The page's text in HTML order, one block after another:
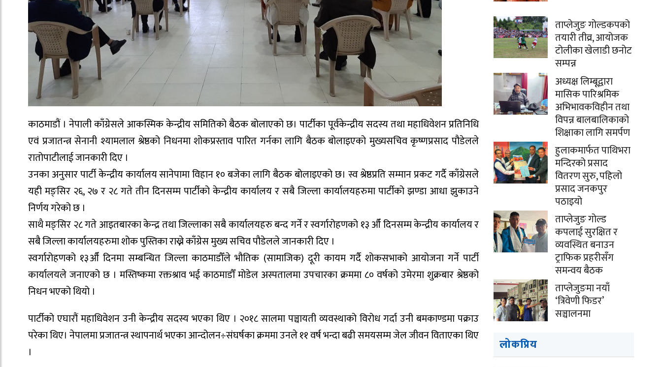
काठमाडौं । नेपाली काँग्रेसले आकस्मिक केन्द्रीय समितिको बैठक बोलाएको छ। पार्टीका पूर्वकेन्द्रीय सदस्य तथा महाधिवेशन प्रतिनिधि
एवं प्रजातन्त्र सेनानी श्यामलाल श्रेष्ठको निधनमा शोकप्रस्ताव पारित गर्नका लागि बैठक बोलाइएको मुख्यसचिव कृष्णप्रसाद पौडेलले
रातोपाटीलाई जानकारी दिए ।
उनका अनुसार पार्टी केन्द्रीय कार्यालय सानेपामा विहान १० बजेका लागि बैठक बोलाइएको छ। स्व श्रेष्ठप्रति सम्मान प्रकट गर्दै काँग्रेसले
यही मङ्सिर २६, २७ र २८ गते तीन दिनसम्म पार्टीको केन्द्रीय कार्यालय र सबै जिल्ला कार्यालयहरुमा पार्टीको झण्डा आधा झुकाउने
निर्णय गरेको छ ।
साथै मङ्सिर २८ गते आइतबारका केन्द्र तथा जिल्लाका सबै कार्यालयहरु बन्द गर्ने र स्वर्गारोहणको १३ औँ दिनसम्म केन्द्रीय कार्यालय र
सबै जिल्ला कार्यालयहरुमा शोक पुस्तिका राख्ने काँग्रेस मुख्य सचिव पौडेलले जानकारी दिए ।
स्वर्गारोहणको १३औँ दिनमा सम्बन्धित जिल्ला काठमाडौँले भौतिक (सामाजिक) दूरी कायम गर्दै शोकसभाको आयोजना गर्ने पार्टी
कार्यालयले जनाएको छ । मस्तिष्कमा रक्तश्राव भई काठमाडौँ मोडेल अस्पतालमा उपचारका क्रममा ८० वर्षको उमेरमा शुक्रबार श्रेष्ठको
निधन भएको थियो ।
पार्टीको एघारौं महाधिवेशन उनी केन्द्रीय सदस्य भएका थिए । २०१८ सालमा पञ्चायती व्यवस्थाको विरोध गर्दा उनी बमकाण्डमा पक्राउ
परेका थिए। नेपालमा प्रजातन्त्र स्थापनार्थ भएका आन्दोलन÷संघर्षका क्रममा उनले ११ वर्ष भन्दा बढी समयसम्म जेल जीवन विताएका थिए
।
ताप्लेजुङ गोल्डकपको
तयारी तीव्र, आयोजक
टोलीका खेलाडी छनोट
सम्पन्न
अध्यक्ष लिम्बूद्वारा
मासिक पारिश्रमिक
अभिभावकविहीन तथा
विपन्न बालबालिकाको
शिक्षाका लागि समर्पण
हुलाकमार्फत पाथिभरा
मन्दिरको प्रसाद
वितरण सुरु, पहिलो
प्रसाद जनकपुर
पठाइयो
ताप्लेजुङ गोल्ड
कपलाई सुरक्षित र
व्यवस्थित बनाउन
ट्राफिक प्रहरीसँग
समन्वय बैठक
ताप्लेजुङमा नयाँ
‘त्रिवेणी फिडर’
सञ्चालनमा
लोकप्रिय